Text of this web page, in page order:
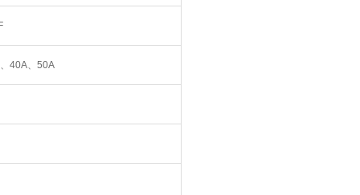
40A、50A